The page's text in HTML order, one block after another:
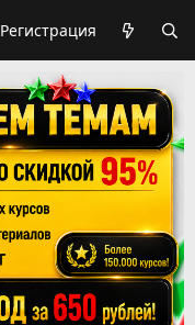
Регистрация